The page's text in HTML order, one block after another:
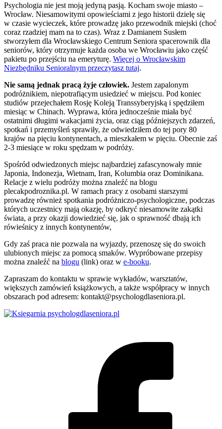
Psychologia nie jest moją jedyną pasją. Kocham swoje miasto –
Wrocław. Niesamowitymi opowieściami z jego historii dzielę się
w czasie wycieczek, które prowadzę jako przewodnik miejski (choć
coraz rzadziej mam na to czas). Wraz z Damianem Susłem
stworzyłem dla Wrocławskiego Centrum Seniora spacerownik dla
seniorów, który otrzymuje każda osoba we Wrocławiu jako część
pakietu po przejściu na emeryturę. Więcej o Wrocławskim
Niezbędniku Senioralnym przeczytasz tutaj.
Nie samą jednak pracą żyje człowiek. Jestem zapalonym
podróżnikiem, niepotrafiącym usiedzieć w miejscu. Pod koniec
studiów przejechałem Rosję Koleją Transsyberyjską i spędziłem
miesiąc w Chinach. Wyprawa, która jednocześnie miała być
ostatnimi długimi wakacjami życia, oraz ciąg późniejszych zdarzeń,
spotkań i przemyśleń sprawiły, że odwiedziłem do tej pory 80
krajów na pięciu kontynentach, a mieszkałem w pięciu. Obecnie zaś
2-3 miesiące w roku spędzam w podróży.
Spośród odwiedzonych miejsc najbardziej zafascynowały mnie
Japonia, Indonezja, Wietnam, Iran, Kolumbia oraz Dominikana.
Relacje z wielu podróży można znaleźć na blogu
plecakpodroznika.pl. W ramach pracy z osobami starszymi
prowadzę również spotkania podróżniczo-psychologiczne, podczas
których uczestnicy mają okazję, by odkryć niesamowite zakątki
świata, a przy okazji dowiedzieć się, jak o sprawność dbają ich
rówieśnicy z innych kontynentów,
Gdy zaś praca nie pozwala na wyjazdy, przenoszę się do swoich
ulubionych miejsc za pomocą smaków. Wypróbowane przepisy
można znaleźć na blogu (link) oraz w e-booku.
Zapraszam do kontaktu w sprawie wykładów, warsztatów,
większych zamówień książkowych, a także współpracy w innych
obszarach pod adresem: kontakt@psychologdlaseniora.pl.